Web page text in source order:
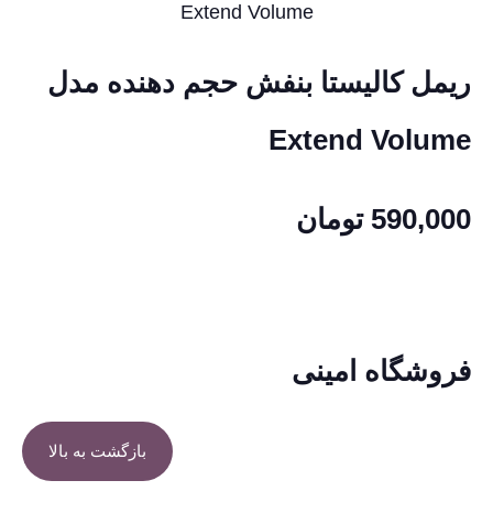
ریمل کالیستا بنفش حجم دهنده مدل
Extend Volume
590,000 تومان
فروشگاه امینی
بازگشت به بالا